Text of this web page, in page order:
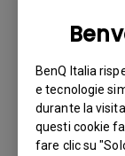
BenQ Italia
e tecnologie
durante la
questi cookie
fare clic su